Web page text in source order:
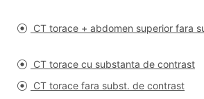
CT torace + abdomen superior fara
CT torace cu substanta de contrast
CT torace fara subst. de contrast